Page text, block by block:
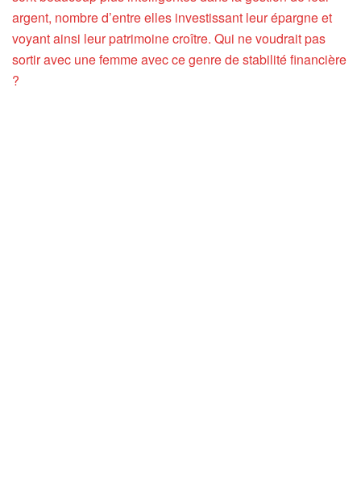
argent, nombre d’entre elles investissant leur épargne et
voyant ainsi leur patrimoine croître. Qui ne voudrait pas
sortir avec une femme avec ce genre de stabilité financière
?